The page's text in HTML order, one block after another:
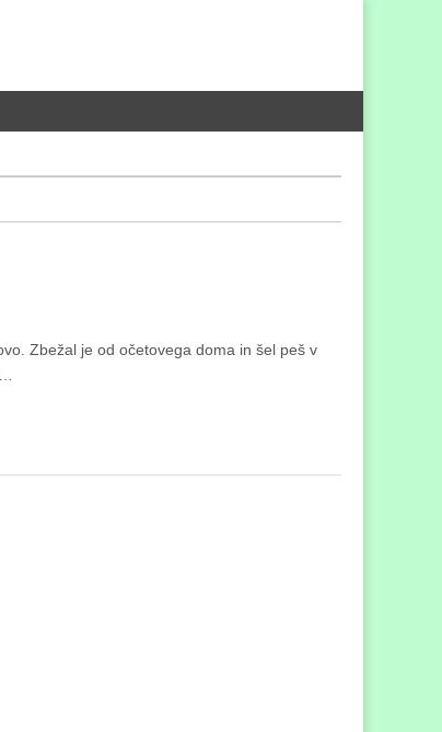
Zbežal je od očetovega doma in šel peš v